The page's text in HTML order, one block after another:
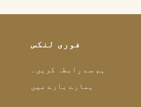
فوری لنکس
ہم سے رابطہ کریں۔
ہمارے بارے میں